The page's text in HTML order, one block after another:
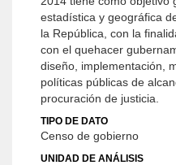
estadística y geográfica
la República, con la
con el quehacer
diseño, implementación,
políticas públicas de
procuración de justicia.
TIPO DE DATO
Censo de gobierno
UNIDAD DE ANÁLISIS